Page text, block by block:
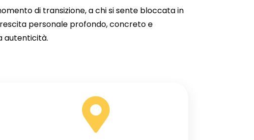
di transizione, a chi si sente bloccata in
personale profondo, concreto e
autenticità.
